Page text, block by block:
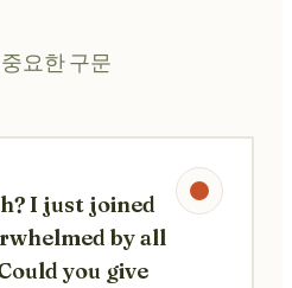
요한 구문
I just joined
by all
you give